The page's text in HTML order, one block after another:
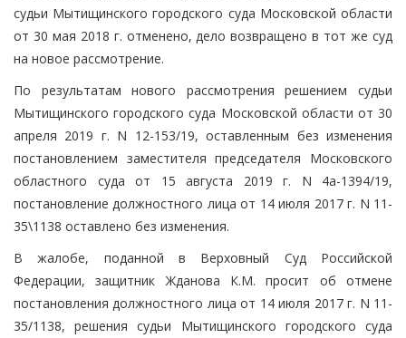
судьи Мытищинского городского суда Московской области
от 30 мая 2018 г. отменено, дело возвращено в тот же суд
на новое рассмотрение.
По результатам нового рассмотрения решением судьи
Мытищинского городского суда Московской области от 30
апреля 2019 г. N 12-153/19, оставленным без изменения
постановлением заместителя председателя Московского
областного суда от 15 августа 2019 г. N 4а-1394/19,
постановление должностного лица от 14 июля 2017 г. N 11-
35\1138 оставлено без изменения.
В жалобе, поданной в Верховный Суд Российской
Федерации, защитник Жданова К.М. просит об отмене
постановления должностного лица от 14 июля 2017 г. N 11-
35/1138, решения судьи Мытищинского городского суда